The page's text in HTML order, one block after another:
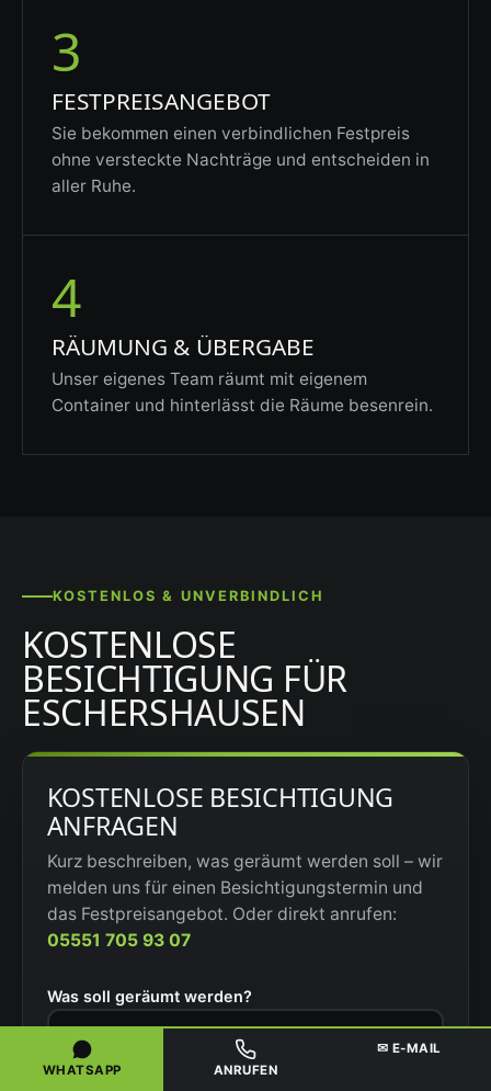
3
FESTPREISANGEBOT
Sie bekommen einen verbindlichen Festpreis
ohne versteckte Nachträge und entscheiden in
aller Ruhe.
4
RÄUMUNG & ÜBERGABE
Unser eigenes Team räumt mit eigenem
Container und hinterlässt die Räume besenrein.
KOSTENLOS & UNVERBINDLICH
KOSTENLOSE
BESICHTIGUNG FÜR
ESCHERSHAUSEN
KOSTENLOSE BESICHTIGUNG
ANFRAGEN
Kurz beschreiben, was geräumt werden soll – wir
melden uns für einen Besichtigungstermin und
das Festpreisangebot. Oder direkt anrufen:
05551 705 93 07
Was soll geräumt werden?
WHATSAPP ANRUFEN
✉ E-MAIL